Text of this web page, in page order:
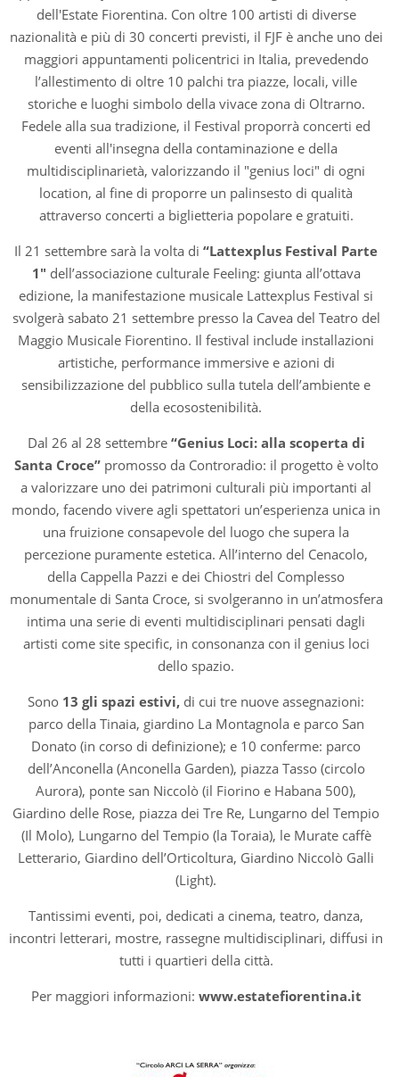
dell'Estate Fiorentina. Con oltre 100 artisti di diverse
nazionalità e più di 30 concerti previsti, il FJF è anche uno dei
maggiori appuntamenti policentrici in Italia, prevedendo
l’allestimento di oltre 10 palchi tra piazze, locali, ville
storiche e luoghi simbolo della vivace zona di Oltrarno.
Fedele alla sua tradizione, il Festival proporrà concerti ed
eventi all'insegna della contaminazione e della
multidisciplinarietà, valorizzando il "genius loci" di ogni
location, al fine di proporre un palinsesto di qualità
attraverso concerti a biglietteria popolare e gratuiti.
Il 21 settembre sarà la volta di“Lattexplus Festival Parte
1" dell’associazione culturale Feeling: giunta all’ottava
edizione, la manifestazione musicale Lattexplus Festival si
svolgerà sabato 21 settembre presso la Cavea del Teatro del
Maggio Musicale Fiorentino. Il festival include installazioni
artistiche, performance immersive e azioni di
sensibilizzazione del pubblico sulla tutela dell’ambiente e
della ecosostenibilità.
Dal 26 al 28 settembre “Genius Loci: alla scoperta di
Santa Croce”promosso da Controradio: il progetto è volto
a valorizzare uno dei patrimoni culturali più importanti al
mondo, facendo vivere agli spettatori un’esperienza unica in
una fruizione consapevole del luogo che supera la
percezione puramente estetica. All’interno del Cenacolo,
della Cappella Pazzi e dei Chiostri del Complesso
monumentale di Santa Croce, si svolgeranno in un’atmosfera
intima una serie di eventi multidisciplinari pensati dagli
artisti come site specific, in consonanza con il genius loci
dello spazio.
Sono 13 gli spazi estivi, di cui tre nuove assegnazioni:
parco della Tinaia, giardino La Montagnola e parco San
Donato (in corso di definizione); e 10 conferme: parco
dell’Anconella (Anconella Garden), piazza Tasso (circolo
Aurora), ponte san Niccolò (il Fiorino e Habana 500),
Giardino delle Rose, piazza dei Tre Re, Lungarno del Tempio
(Il Molo), Lungarno del Tempio (la Toraia), le Murate caffè
Letterario, Giardino dell’Orticoltura, Giardino Niccolò Galli
(Light).
Tantissimi eventi, poi, dedicati a cinema, teatro, danza,
incontri letterari, mostre, rassegne multidisciplinari, diffusi in
tutti i quartieri della città.
Per maggiori informazioni: www.estatefiorentina.it